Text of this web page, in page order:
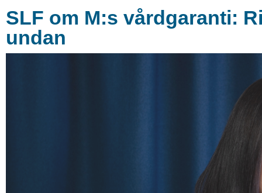
SLF om M:s vårdgaranti:
undan